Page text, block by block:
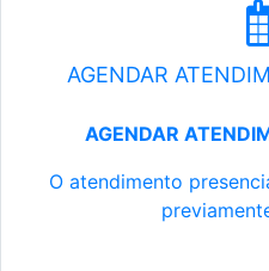
AGENDAR
AGENDAR
O atendimento